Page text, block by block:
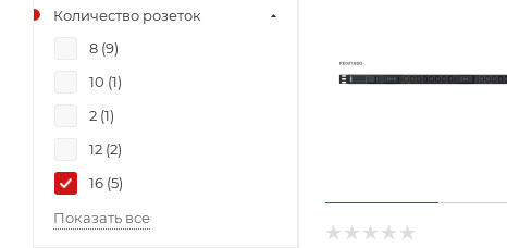
Количество розеток
8 (9)
10 (1)
2 (1)
12 (2)
16 (5)
Показать все